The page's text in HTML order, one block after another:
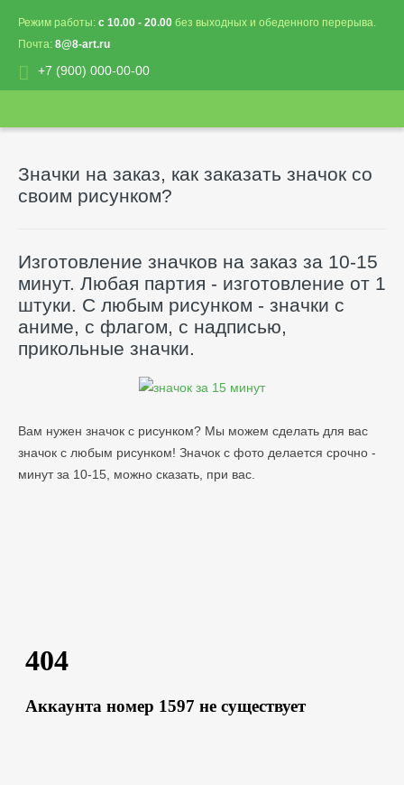
Режим работы: с 10.00 - 20.00 без выходных и обеденного перерыва.
Почта: 8@8-art.ru
+7 (900) 000-00-00
Значки на заказ, как заказать значок со
своим рисунком?
Изготовление значков на заказ за 10-15
минут. Любая партия - изготовление от 1
штуки. С любым рисунком - значки с
аниме, с флагом, с надписью,
прикольные значки.
Вам нужен значок с рисунком? Мы можем сделать для вас
значок с любым рисунком! Значок с фото делается срочно -
минут за 10-15, можно сказать, при вас.